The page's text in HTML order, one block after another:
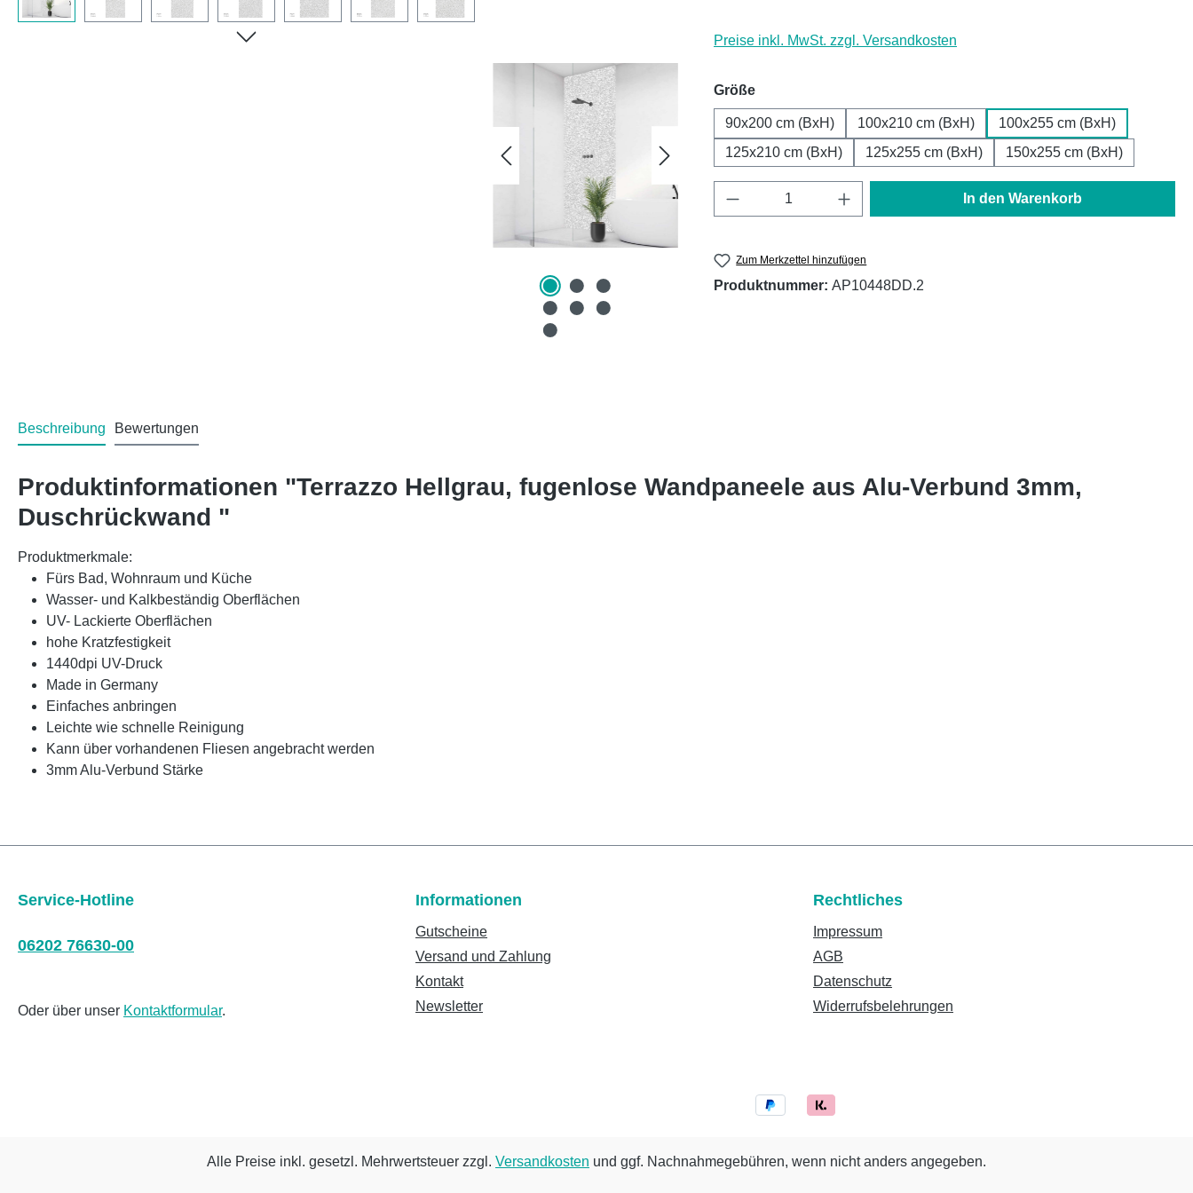
Preise inkl. MwSt. zzgl. Versandkosten
Größeauswählen
90x200 cm (BxH) 100x210 cm (BxH)
100x255 cm (BxH)
125x210 cm (BxH)
125x255 cm (BxH) 150x255 cm (BxH)
Produkt Anzahl: Gib den gewünschten Wert ein
In den Warenkorb
Zum Merkzettel hinzufügen
Produktnummer: AP10448DD.2
Beschreibung Bewertungen
Produktinformationen "Terrazzo Hellgrau, fugenlose Wandpaneele aus Alu-Verbund 3mm,
Duschrückwand "
Produktmerkmale:
Fürs Bad, Wohnraum und Küche
Wasser- und Kalkbeständig Oberflächen
UV- Lackierte Oberflächen
hohe Kratzfestigkeit
1440dpi UV-Druck
Made in Germany
Einfaches anbringen
Leichte wie schnelle Reinigung
Kann über vorhandenen Fliesen angebracht werden
3mm Alu-Verbund Stärke
Service-Hotline
06202 76630-00
Oder über unser Kontaktformular.
Informationen
Gutscheine
Versand und Zahlung
Kontakt
Newsletter
Rechtliches
Impressum
AGB
Datenschutz
Widerrufsbelehrungen
Alle Preise inkl. gesetzl. Mehrwertsteuer zzgl. Versandkosten und ggf. Nachnahmegebühren, wenn nicht anders angegeben.